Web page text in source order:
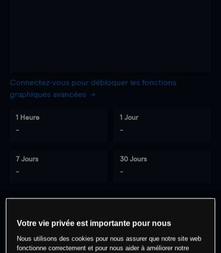
Connectez-vous pour débloquer les fonctions
graphiques avancées
1 Heure
-
1 Jour
-
7 Jours
-
30 Jours
-
cet actif
Votre vie privée est importante pour nous
Nous utilisons des cookies pour nous assurer que notre site web
fonctionne correctement et pour nous aider à améliorer notre